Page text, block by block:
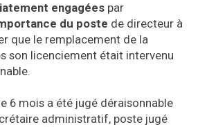
engagées par
du poste de directeur à
que le remplacement de la
son licenciement était intervenu
6 mois a été jugé déraisonnable
administratif, poste jugé